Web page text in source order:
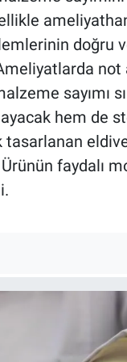
doğru
not
sayımı
hem de
faydalı